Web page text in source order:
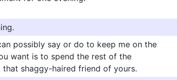
possibly say or do to keep me on the
want is to spend the rest of the
shaggy-haired friend of yours.